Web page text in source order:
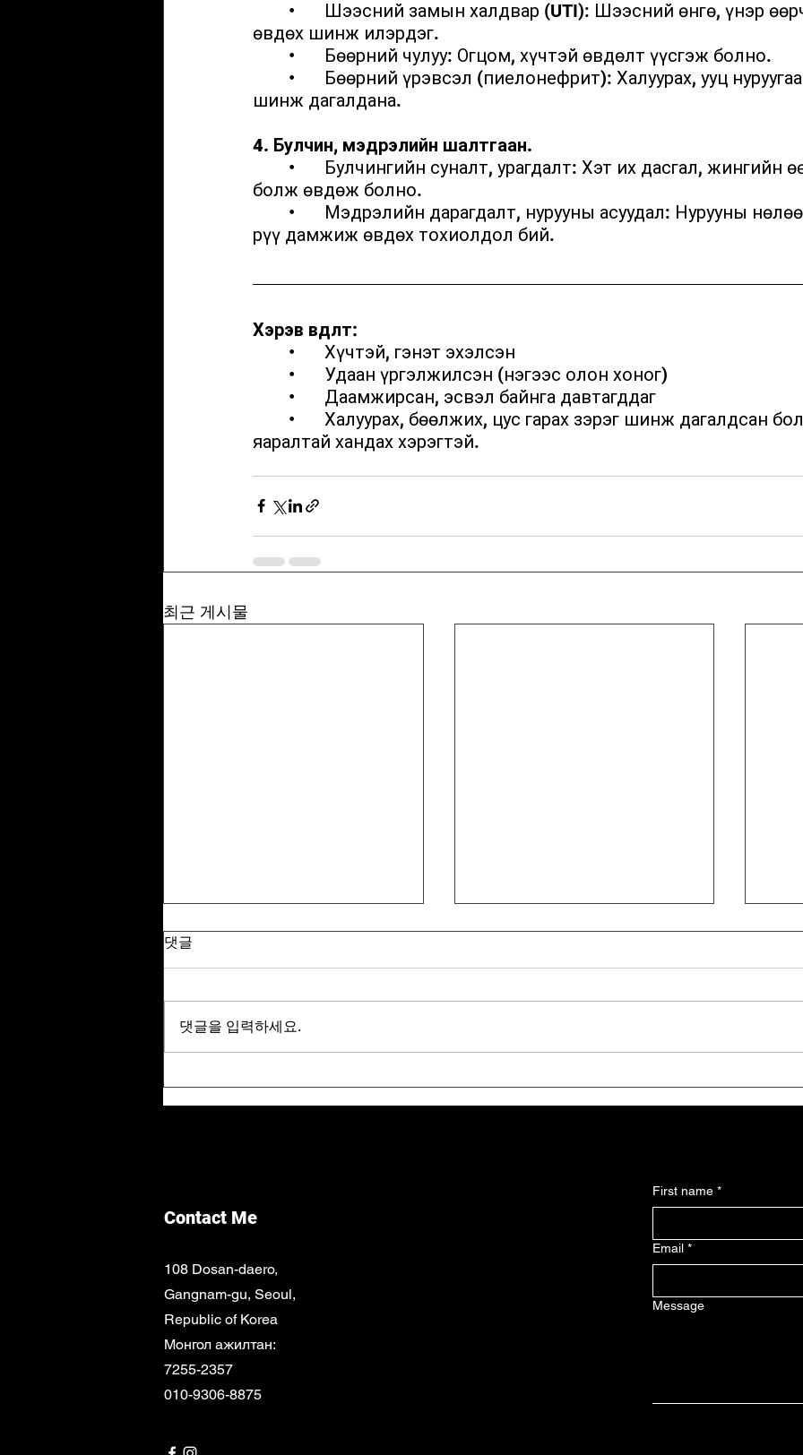
өвдөх шинж илэрдэг.
	•	Бөөрний чулуу: Огцом, хүчтэй өвдөлт үүсгэж болно.
шинж дагалдана.
4. Булчин, мэдрэлийн шалтгаан.
болж өвдөж болно.
рүү дамжиж өвдөх тохиолдол бий.
Хэрэв өвдөлт:
	•	Хүчтэй, гэнэт эхэлсэн
	•	Удаан үргэлжилсэн (нэгээс олон хоног)
	•	Даамжирсан, эсвэл байнга давтагддаг
яаралтай хандах хэрэгтэй.
최근 게시물
댓글
댓글을 입력하세요.
Contact Me
108 Dosan-daero,
Gangnam-gu, Seoul,
Republic of Korea
Монгол ажилтан:
7255-2357
010-9306-8875
First name *
Email *
Message